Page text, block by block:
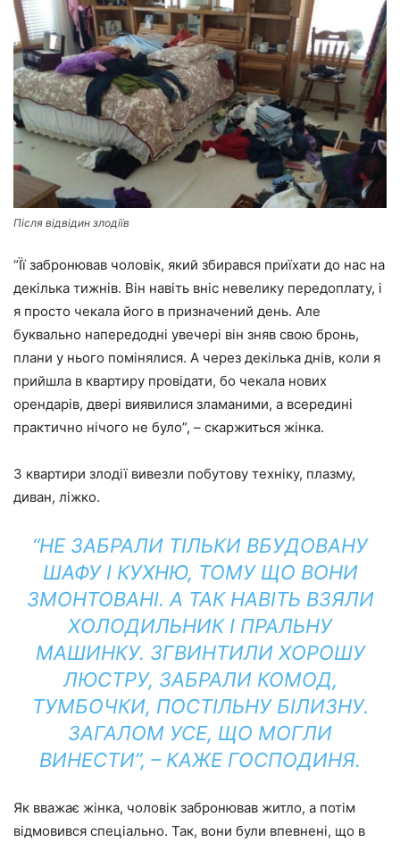
Після відвідин злодіїв
“Її забронював чоловік, який збирався приїхати до нас на
декілька тижнів. Він навіть вніс невелику передоплату, і
я просто чекала його в призначений день. Але
буквально напередодні увечері він зняв свою бронь,
плани у нього помінялися. А через декілька днів, коли я
прийшла в квартиру провідати, бо чекала нових
орендарів, двері виявилися зламаними, а всередині
практично нічого не було”, – скаржиться жінка.
З квартири злодії вивезли побутову техніку, плазму,
диван, ліжко.
“НЕ ЗАБРАЛИ ТІЛЬКИ ВБУДОВАНУ
ШАФУ І КУХНЮ, ТОМУ ЩО ВОНИ
ЗМОНТОВАНІ. А ТАК НАВІТЬ ВЗЯЛИ
ХОЛОДИЛЬНИК І ПРАЛЬНУ
МАШИНКУ. ЗГВИНТИЛИ ХОРОШУ
ЛЮСТРУ, ЗАБРАЛИ КОМОД,
ТУМБОЧКИ, ПОСТІЛЬНУ БІЛИЗНУ.
ЗАГАЛОМ УСЕ, ЩО МОГЛИ
ВИНЕСТИ”, – КАЖЕ ГОСПОДИНЯ.
Як вважає жінка, чоловік забронював житло, а потім
відмовився спеціально. Так, вони були впевнені, що в